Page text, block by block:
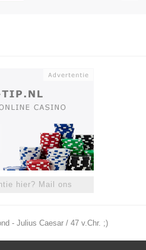
hier? Mail ons
- Julius Caesar / 47 v.Chr. ;)